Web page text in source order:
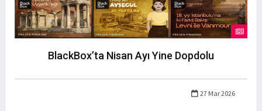
BlackBox’ta Nisan Ayı Yine Dopdolu
27 Mar 2026